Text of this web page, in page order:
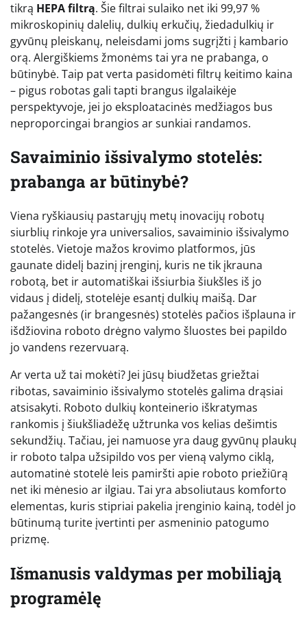
tikrą HEPA filtrą. Šie filtrai sulaiko net iki 99,97 %
mikroskopinių dalelių, dulkių erkučių, žiedadulkių ir
gyvūnų pleiskanų, neleisdami joms sugrįžti į kambario
orą. Alergiškiems žmonėms tai yra ne prabanga, o
būtinybė. Taip pat verta pasidomėti filtrų keitimo kaina
– pigus robotas gali tapti brangus ilgalaikėje
perspektyvoje, jei jo eksploatacinės medžiagos bus
neproporcingai brangios ar sunkiai randamos.
Savaiminio išsivalymo stotelės:
prabanga ar būtinybė?
Viena ryškiausių pastarųjų metų inovacijų robotų
siurblių rinkoje yra universalios, savaiminio išsivalymo
stotelės. Vietoje mažos krovimo platformos, jūs
gaunate didelį bazinį įrenginį, kuris ne tik įkrauna
robotą, bet ir automatiškai išsiurbia šiukšles iš jo
vidaus į didelį, stotelėje esantį dulkių maišą. Dar
pažangesnės (ir brangesnės) stotelės pačios išplauna ir
išdžiovina roboto drėgno valymo šluostes bei papildo
jo vandens rezervuarą.
Ar verta už tai mokėti? Jei jūsų biudžetas griežtai
ribotas, savaiminio išsivalymo stotelės galima drąsiai
atsisakyti. Roboto dulkių konteinerio iškratymas
rankomis į šiukšliadėžę užtrunka vos kelias dešimtis
sekundžių. Tačiau, jei namuose yra daug gyvūnų plaukų
ir roboto talpa užsipildo vos per vieną valymo ciklą,
automatinė stotelė leis pamiršti apie roboto priežiūrą
net iki mėnesio ar ilgiau. Tai yra absoliutaus komforto
elementas, kuris stipriai pakelia įrenginio kainą, todėl jo
būtinumą turite įvertinti per asmeninio patogumo
prizmę.
Išmanusis valdymas per mobiliąją
programėlę